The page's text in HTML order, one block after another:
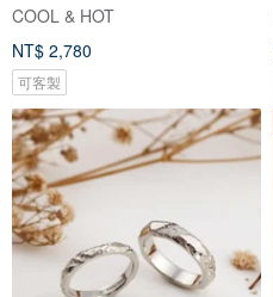
COOL & HOT
NT$ 2,780
可客製